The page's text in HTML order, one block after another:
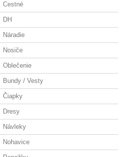
Cestné
DH
Náradie
Nosiče
Oblečenie
Bundy / Vesty
Čiapky
Dresy
Návleky
Nohavice